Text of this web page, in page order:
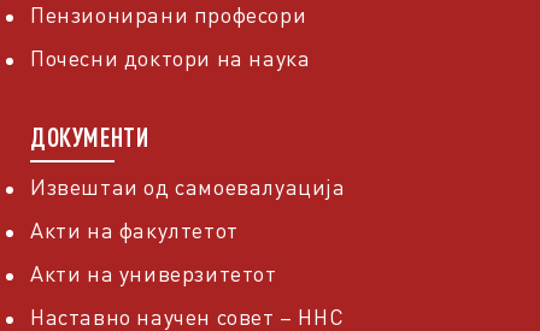
Пензионирани професори
Почесни доктори на наука
ДОКУМЕНТИ
Извештаи од самоевалуација
Акти на факултетот
Акти на универзитетот
Наставно научен совет – ННС